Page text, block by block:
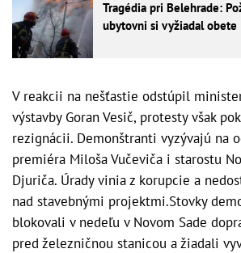
Tragédia pri Belehrade:
ubytovni si vyžiadal obete
V reakcii na nešťastie odstúpil
výstavby Goran Vesič, protesty však
rezignácii. Demonštranti vyzývajú na
premiéra Miloša Vučeviča i starostu
Djuriča. Úrady vinia z korupcie a
nad stavebnými projektmi.Stovky
blokovali v nedeľu v Novom Sade
pred železničnou stanicou a žiadali